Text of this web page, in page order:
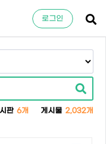
로그인
판 6개 게시물 2,032개